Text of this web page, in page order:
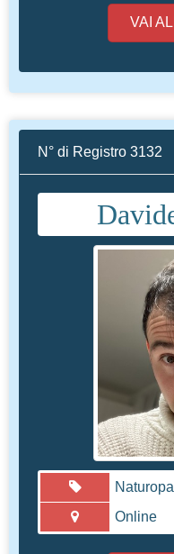
N° di Registro 3132
Online
VAI